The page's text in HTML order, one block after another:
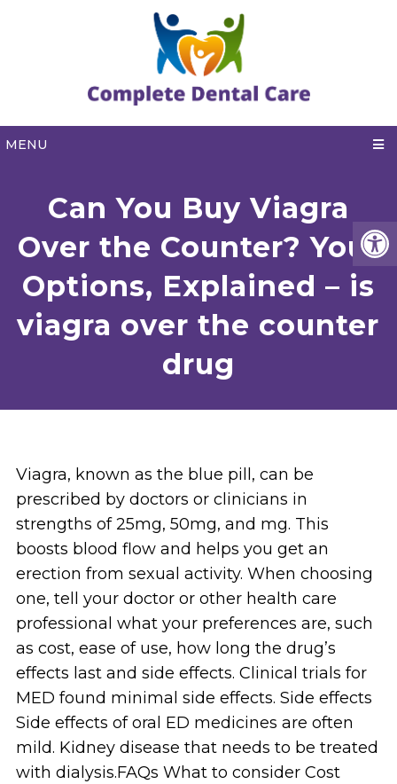
MENU
Can You Buy Viagra
Over the Counter? Your
Options, Explained – is
viagra over the counter
drug
Viagra, known as the blue pill, can be
prescribed by doctors or clinicians in
strengths of 25mg, 50mg, and mg. This
boosts blood flow and helps you get an
erection from sexual activity. When choosing
one, tell your doctor or other health care
professional what your preferences are, such
as cost, ease of use, how long the drug’s
effects last and side effects. Clinical trials for
MED found minimal side effects. Side effects
Side effects of oral ED medicines are often
mild. Kidney disease that needs to be treated
with dialysis.FAQs What to consider Cost